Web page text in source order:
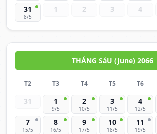
31
8/5
1 2 3 4
THÁNG SáU (June) 2066
T2 T3 T4 T5 T6
31 1
9/5
2
10/5
3
11/5
4
12/5
7
15/5
8
16/5
9
17/5
10
18/5
11
19/5